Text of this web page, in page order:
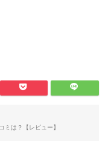
ミは？【レビュー】